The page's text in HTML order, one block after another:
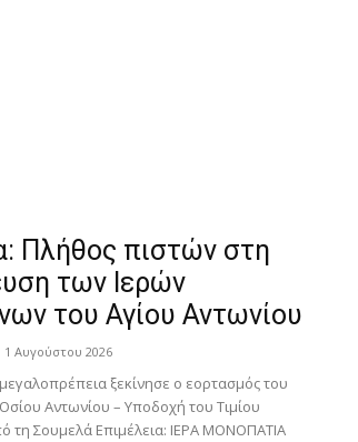
Πλήθος πιστών στη
των Ιερών
του Αγίου Αντωνίου
1 Αυγούστου 2026
ξεκίνησε ο εορτασμός του
Αντωνίου – Υποδοχή του Τιμίου
τη Σουμελά Επιμέλεια: ΙΕΡΑ ΜΟΝΟΠΑΤΙΑ